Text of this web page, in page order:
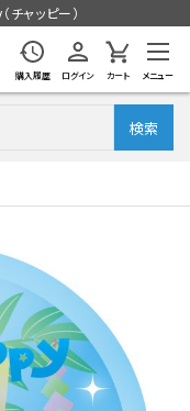
ャッピー）
購入履歴 ログイン カート メニュー
検索